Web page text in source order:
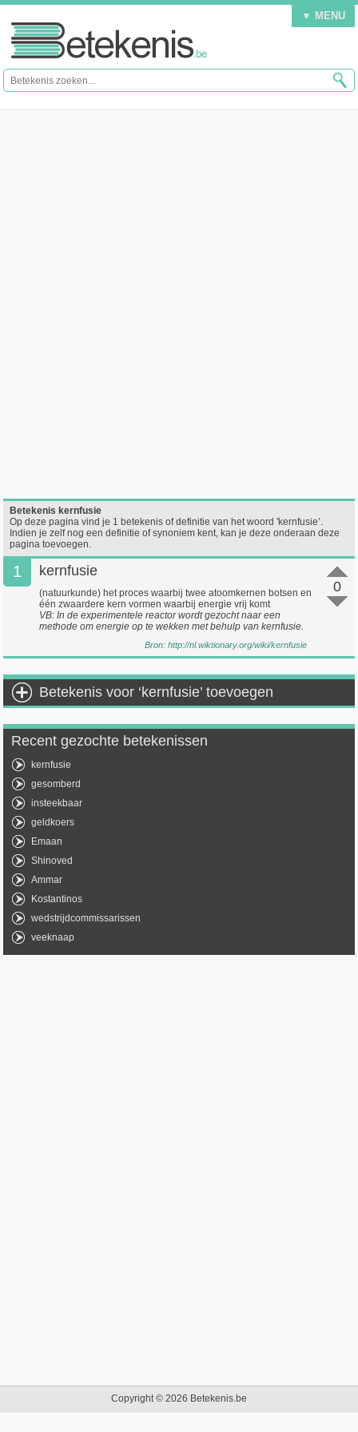
▼ MENU
Betekenis kernfusie
Op deze pagina vind je 1 betekenis of definitie van het woord 'kernfusie’.
Indien je zelf nog een definitie of synoniem kent, kan je deze onderaan deze
pagina toevoegen.
1
0
kernfusie
(natuurkunde) het proces waarbij twee atoomkernen botsen en
één zwaardere kern vormen waarbij energie vrij komt
VB: In de experimentele reactor wordt gezocht naar een
methode om energie op te wekken met behulp van kernfusie.
Bron: http://nl.wiktionary.org/wiki/kernfusie
Betekenis voor ‘kernfusie’ toevoegen
Recent gezochte betekenissen
kernfusie
gesomberd
insteekbaar
geldkoers
Emaan
Shinoved
Ammar
Kostantinos
wedstrijdcommissarissen
veeknaap
Copyright © 2026 Betekenis.be